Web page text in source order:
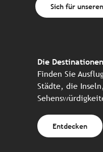
Sich für
Die Destinationen
Finden Sie
Städte, die
Entdecken